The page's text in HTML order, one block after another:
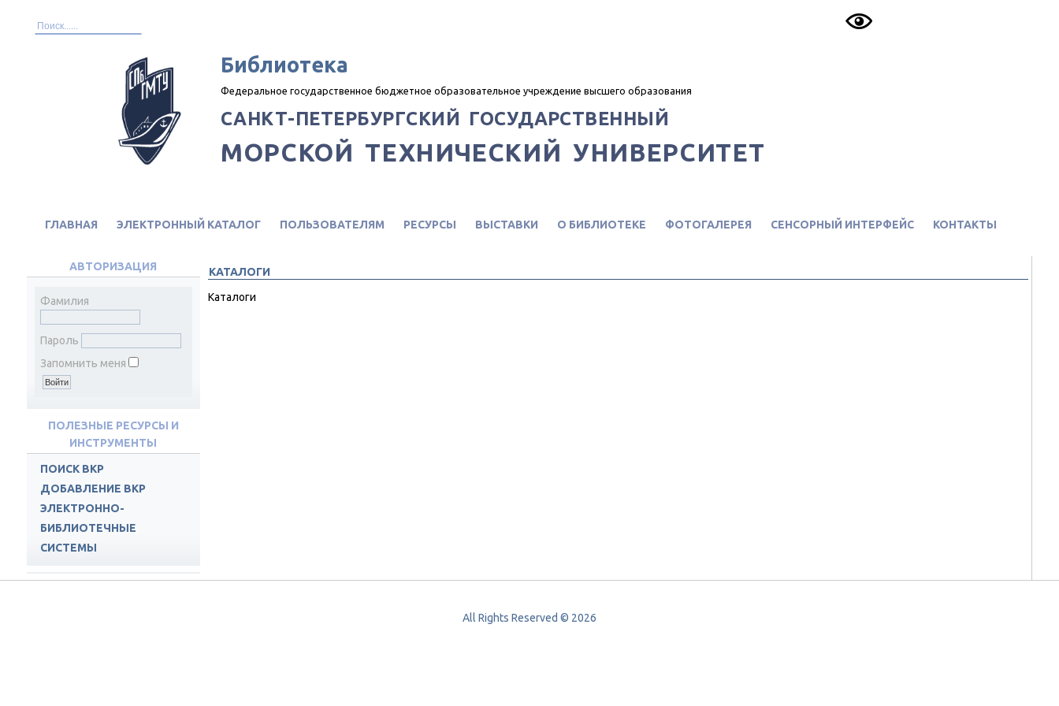
Библиотека
Федеральное государственное бюджетное образовательное учреждение высшего образования
САНКТ-ПЕТЕРБУРГСКИЙ ГОСУДАРСТВЕННЫЙ
МОРСКОЙ ТЕХНИЧЕСКИЙ УНИВЕРСИТЕТ
ГЛАВНАЯ ЭЛЕКТРОННЫЙ КАТАЛОГ ПОЛЬЗОВАТЕЛЯМ РЕСУРСЫ ВЫСТАВКИ О БИБЛИОТЕКЕ ФОТОГАЛЕРЕЯ СЕНСОРНЫЙ ИНТЕРФЕЙС КОНТАКТЫ
АВТОРИЗАЦИЯ
Фамилия
Пароль
Запомнить меня
ПОЛЕЗНЫЕ РЕСУРСЫ И
ИНСТРУМЕНТЫ
ПОИСК ВКР
ДОБАВЛЕНИЕ ВКР
ЭЛЕКТРОННО-
БИБЛИОТЕЧНЫЕ
СИСТЕМЫ
КАТАЛОГИ
Каталоги
All Rights Reserved © 2026